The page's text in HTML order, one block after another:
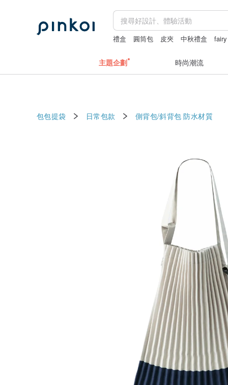
禮盒 圓筒包 皮夾 中秋禮盒
主題企劃 時尚潮流
包包提袋 日常包款 側背包/斜背包 防水材質